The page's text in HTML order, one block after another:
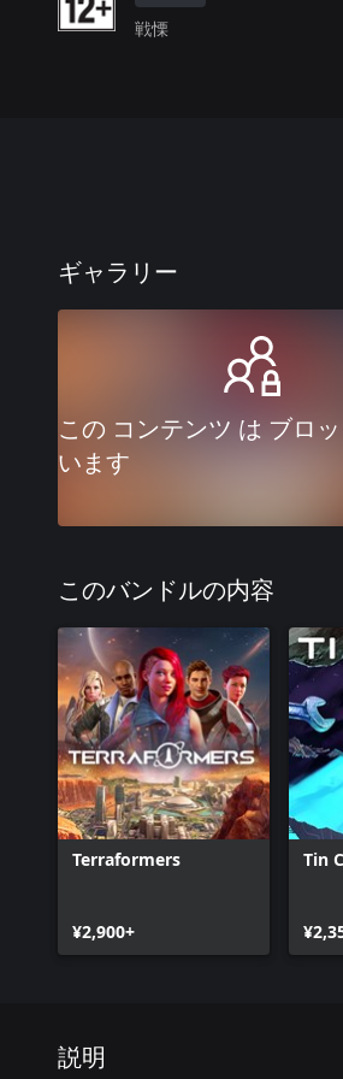
戦慄
ギャラリー
この コンテンツ は ブロ
います
このバンドルの内容
Terraformers
¥2,900+
Tin
説明